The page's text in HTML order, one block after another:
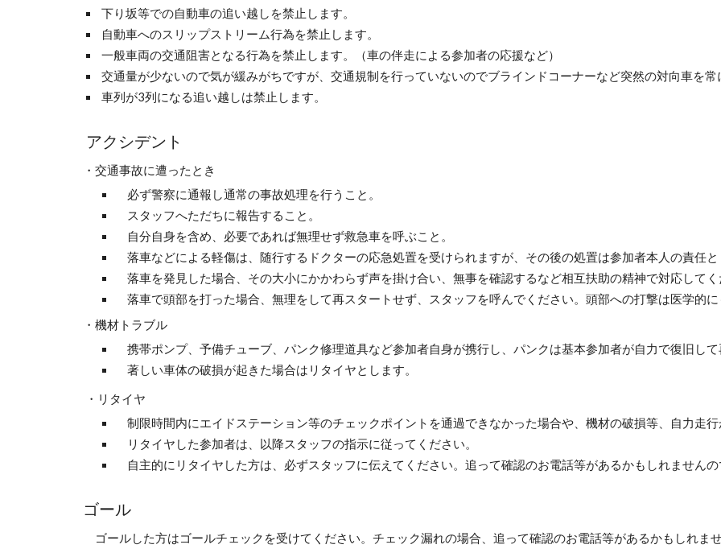
下り坂等での自動車の追い越しを禁止します。
自動車へのスリップストリーム行為を禁止します。
一般車両の交通阻害となる行為を禁止します。（車の伴走による参加者の応援など）
交通量が少ないので気が緩みがちですが、交通規制を行っていないのでブラインドコーナーなど突然の対向車を常
車列が3列になる追い越しは禁止します。
アクシデント
・交通事故に遭ったとき
必ず警察に通報し通常の事故処理を行うこと。
スタッフへただちに報告すること。
自分自身を含め、必要であれば無理せず救急車を呼ぶこと。
落車などによる軽傷は、随行するドクターの応急処置を受けられますが、その後の処置は参加者本人の責任と
落車を発見した場合、その大小にかかわらず声を掛け合い、無事を確認するなど相互扶助の精神で対応してく
落車で頭部を打った場合、無理をして再スタートせず、スタッフを呼んでください。頭部への打撃は医学的に
・機材トラブル
携帯ポンプ、予備チューブ、パンク修理道具など参加者自身が携行し、パンクは基本参加者が自力で復旧して
著しい車体の破損が起きた場合はリタイヤとします。
・リタイヤ
制限時間内にエイドステーション等のチェックポイントを通過できなかった場合や、機材の破損等、自力走行
リタイヤした参加者は、以降スタッフの指示に従ってください。
自主的にリタイヤした方は、必ずスタッフに伝えてください。追って確認のお電話等があるかもしれませんの
ゴール
ゴールした方はゴールチェックを受けてください。チェック漏れの場合、追って確認のお電話等があるかもしれま